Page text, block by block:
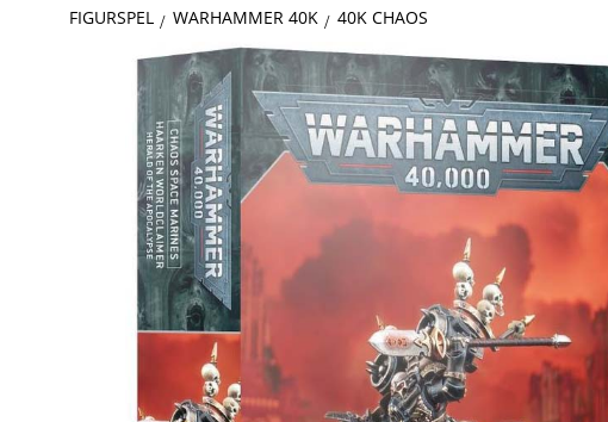
FIGURSPEL WARHAMMER 40K 40K CHAOS